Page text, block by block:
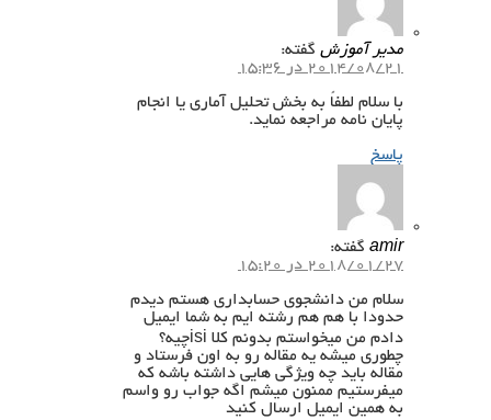
مدیر آموزش گفته:
2014/08/21 در 15:36
با سلام لطفاً به بخش تحلیل آماری یا انجام
پایان نامه مراجعه نماید.
پاسخ
amir گفته:
2018/01/27 در 15:20
سلام من دانشجوی حسابداری هستم دیدم
حدودا با هم هم رشته ایم به شما ایمیل
دادم من میخواستم بدونم کلا isiچیه؟
چطوری میشه یه مقاله رو به اون فرستاد و
مقاله باید چه ویژگی هایی داشته باشه که
میفرستیم ممنون میشم اگه جواب رو واسم
به همین ایمیل ارسال کنید